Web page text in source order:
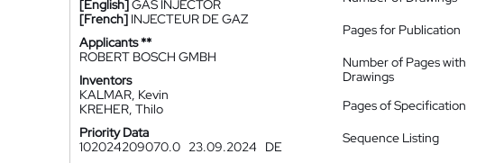
[English]GAS INJECTOR
[French] INJECTEUR DE GAZ
Applicants **
ROBERT BOSCH GMBH
Inventors
KALMAR, Kevin
KREHER, Thilo
Priority Data
102024209070.0 23.09.2024 DE
Pages for Publication
Number of Pages with
Drawings
Pages of Specification
Sequence Listing